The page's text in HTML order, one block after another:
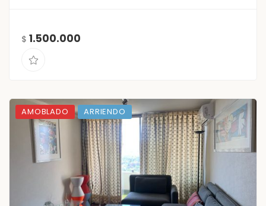
$ 1.500.000
AMOBLADO ARRIENDO